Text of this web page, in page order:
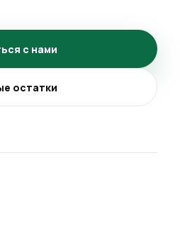
с нами
остатки